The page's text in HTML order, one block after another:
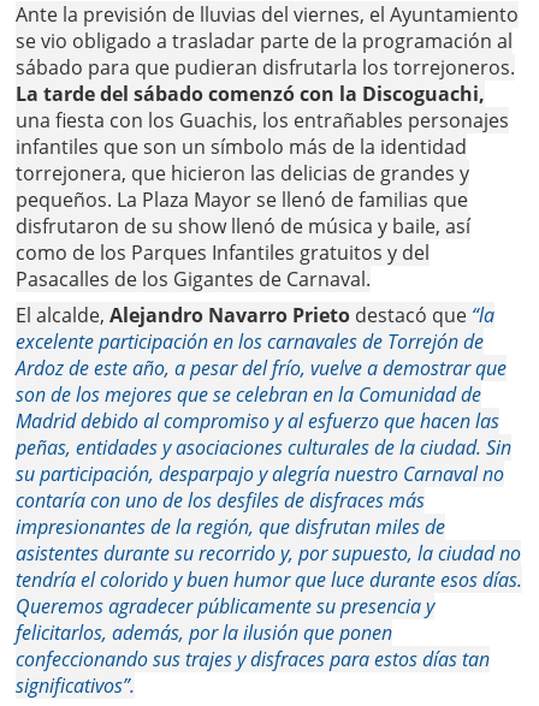
Ante la previsión de lluvias del viernes, el Ayuntamiento
se vio obligado a trasladar parte de la programación al
sábado para que pudieran disfrutarla los torrejoneros.
La tarde del sábado comenzó con la Discoguachi,
una fiesta con los Guachis, los entrañables personajes
infantiles que son un símbolo más de la identidad
torrejonera, que hicieron las delicias de grandes y
pequeños. La Plaza Mayor se llenó de familias que
disfrutaron de su show llenó de música y baile, así
como de los Parques Infantiles gratuitos y del
Pasacalles de los Gigantes de Carnaval.
El alcalde,Alejandro Navarro Prieto destacó que “la
excelente participación en los carnavales de Torrejón de
Ardoz de este año, a pesar del frío, vuelve a demostrar que
son de los mejores que se celebran en la Comunidad de
Madrid debido al compromiso y al esfuerzo que hacen las
peñas, entidades y asociaciones culturales de la ciudad. Sin
su participación, desparpajo y alegría nuestro Carnaval no
contaría con uno de los desfiles de disfraces más
impresionantes de la región, que disfrutan miles de
asistentes durante su recorrido y, por supuesto, la ciudad no
tendría el colorido y buen humor que luce durante esos días.
Queremos agradecer públicamente su presencia y
felicitarlos, además, por la ilusión que ponen
confeccionando sus trajes y disfraces para estos días tan
significativos”.